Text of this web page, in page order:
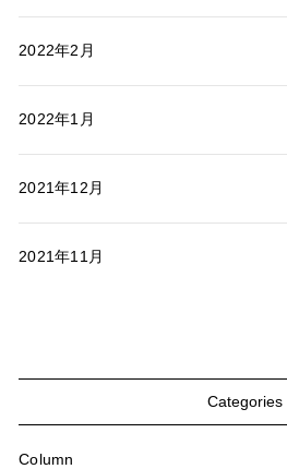
2022年2月
2022年1月
2021年12月
2021年11月
Categories
Column